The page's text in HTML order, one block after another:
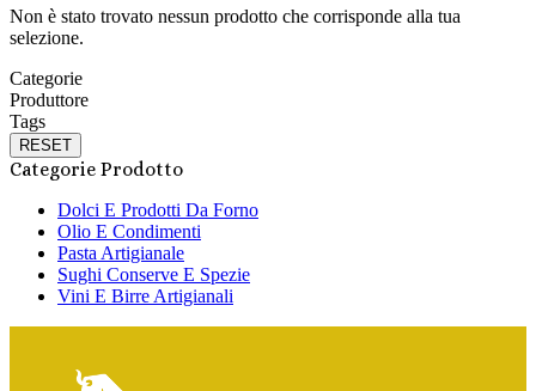
Non è stato trovato nessun prodotto che corrisponde alla tua
selezione.
Categorie
Produttore
Tags
RESET
Categorie Prodotto
Dolci E Prodotti Da Forno
Olio E Condimenti
Pasta Artigianale
Sughi Conserve E Spezie
Vini E Birre Artigianali